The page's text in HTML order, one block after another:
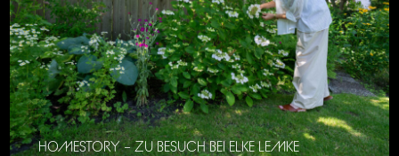
HOMESTORY – ZU BESUCH BEI ELKE LEMKE